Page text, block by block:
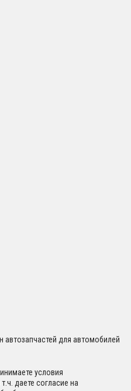
автозапчастей для автомобилей
условия
т.ч. даете согласие на